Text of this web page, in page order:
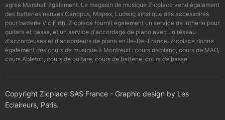
agréé Marshall également. Le magasin de musique Zicplace vend également
des batteries neuves Canopus, Mapex, Ludwig ainsi que des accessoires
pour batterie Vic Firth. Zicplace fournit également un service de lutherie pour
guitare et basse, et un service d'accordage de piano avec un réseau
d'accordeuses et d'accordeurs de piano en Ile-De-France. Zicplace donne
également des cours de musique à Montreuil : cours de piano, cours de MAO,
cours Ableton, cours de guitare, cours de batterie, cours de basse.
Copyright Zicplace SAS France - Graphic design by Les
Eclaireurs, Paris.